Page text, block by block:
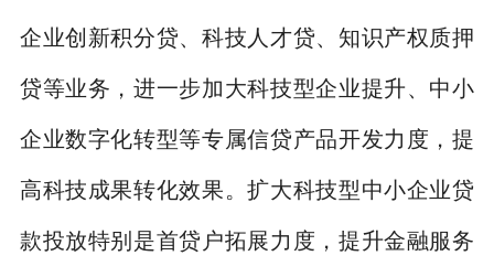
企业创新积分贷、科技人才贷、知识产权质押
贷等业务，进一步加大科技型企业提升、中小
企业数字化转型等专属信贷产品开发力度，提
高科技成果转化效果。扩大科技型中小企业贷
款投放特别是首贷户拓展力度，提升金融服务